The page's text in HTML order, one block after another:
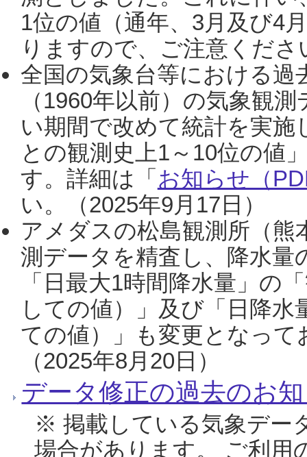
1位の値（通年、3月及び4
りますので、ご注意くだ
全国の気象台等における過
（1960年以前）の気象観
い期間で改めて統計を実
との観測史上1～10位の値
す。詳細は「 お知らせ（
い。（2025年9月17日）
アメダスの松島観測所（熊
測データを精査し、降水
「日最大1時間降水量」の
しての値）」及び「日降
ての値）」も変更となっ
（2025年8月20日）
データ修正の過去のお
※ 掲載している気象デー
場合があります。 ご利用